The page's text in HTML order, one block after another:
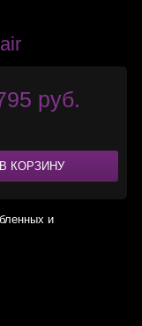
руб.
В КОРЗИНУ
и